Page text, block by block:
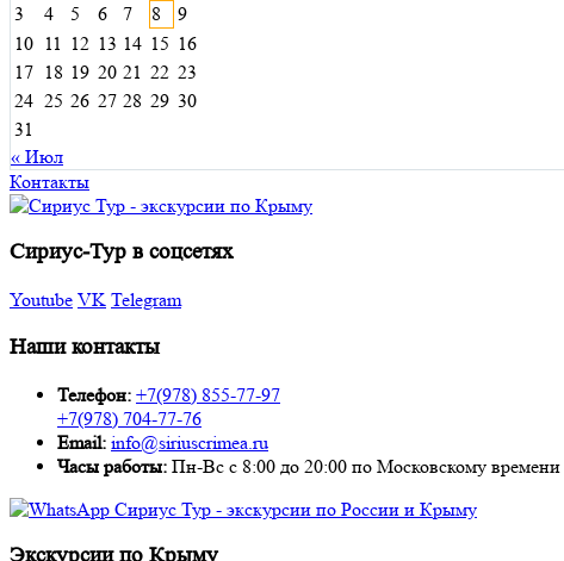
3
4 5 6 7 8
9
10 11 12 13 14 15 16
17 18 19 20 21 22 23
24 25 26 27 28 29 30
31
« Июл
Контакты
Сириус-Тур в соцсетях
Youtube VK Telegram
Наши контакты
Телефон: +7(978) 855-77-97
+7(978) 704-77-76
Email: info@siriuscrimea.ru
Часы работы: Пн-Вс с 8:00 до 20:00 по Московскому времени ​​​​​​​​​​​​​​